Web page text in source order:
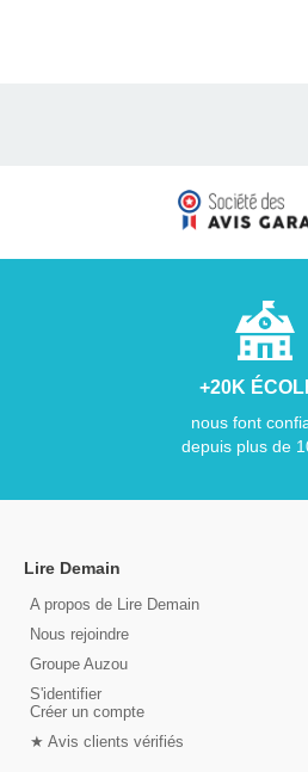
+20K
nous font
depuis plus de
Lire Demain
A propos de Lire Demain
Nous rejoindre
Groupe Auzou
S'identifier
Créer un compte
★ Avis clients vérifiés